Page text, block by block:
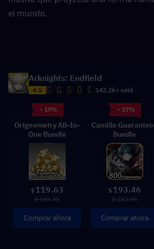
el mundo.
Arknights: Endfield
4.5 142.2k+ sold
- 19%
Origeometry All-In-
One Bundle
$ 119.63
$ 146.95
Comprar ahora
- 17%
Camille
Bundle
$ 193.46
$ 232.95
Comprar ahora